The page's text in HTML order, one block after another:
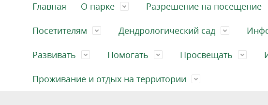
Главная О парке Разрешение на посещение
Посетителям Дендрологический сад
Развивать Помогать Просвещать
Проживание и отдых на территории